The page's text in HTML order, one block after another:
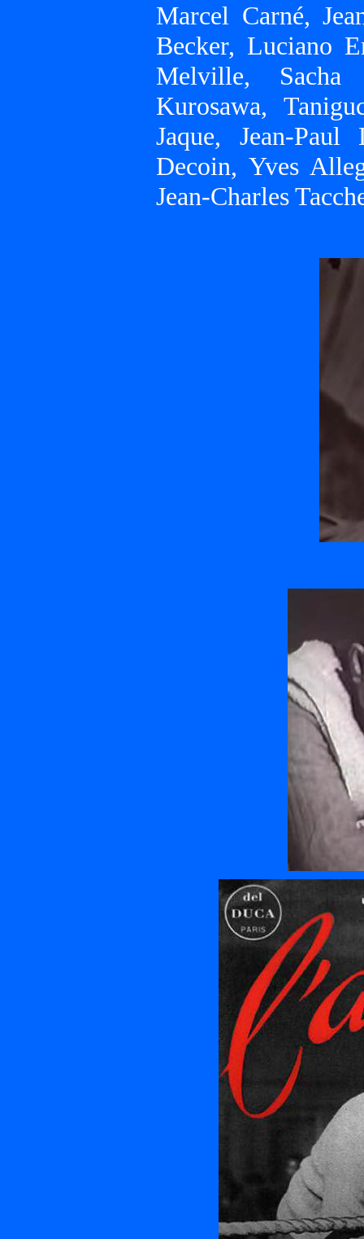
Marcel Carné,
Becker, Luciano
Melville,
Kurosawa,
Jaque, Jean-
Decoin, Yves
Jean-Charles